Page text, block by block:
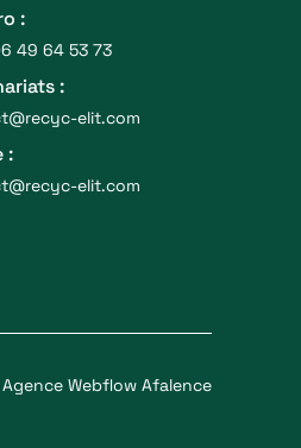
:
49 64 53 73
:
elit.com
:
elit.com
Agence Webflow Afalence